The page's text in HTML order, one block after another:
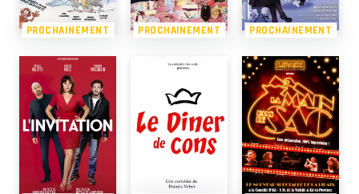
PROCHAINEMENT PROCHAINEMENT PROCHAINEMENT